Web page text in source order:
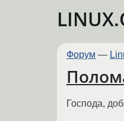
Форум —
Господа,